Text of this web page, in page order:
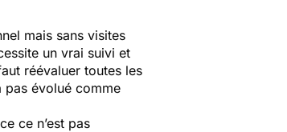
mais sans visites
un vrai suivi et
réévaluer toutes les
pas évolué comme
ce n’est pas